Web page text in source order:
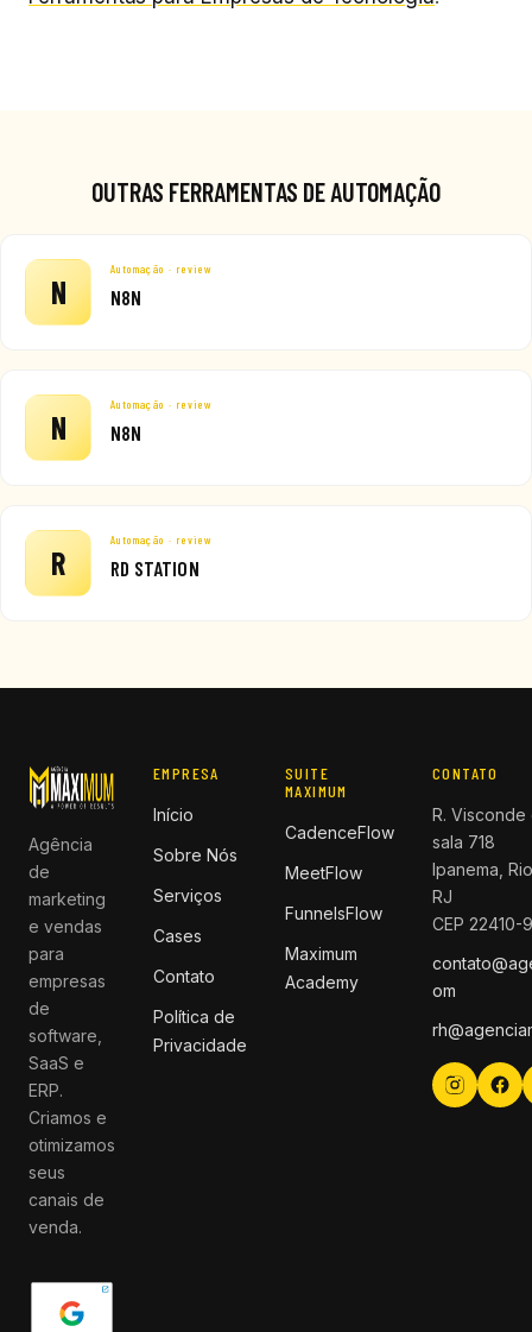
OUTRAS FERRAMENTAS DE AUTOMAÇÃO
N
Automação · review
N8N
N
Automação · review
N8N
R
Automação · review
RD STATION
Agência
de
marketing
e vendas
para
empresas
de
software,
SaaS e
ERP.
Criamos e
otimizamos
seus
canais de
venda.
EMPRESA
Início
Sobre Nós
Serviços
Cases
Contato
Política de
Privacidade
SUITE
MAXIMUM
CadenceFlow
MeetFlow
FunnelsFlow
Maximum
Academy
CONTATO
R.
sala 718
Ipanema,
RJ
CEP 22410-
om